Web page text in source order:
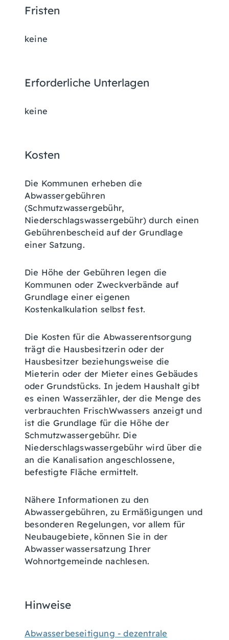
Fristen
keine
Erforderliche Unterlagen
keine
Kosten
Die Kommunen erheben die
Abwassergebühren
(Schmutzwassergebühr,
Niederschlagswassergebühr)durch einen
Gebührenbescheid auf der Grundlage
einer Satzung.
Die Höhe der Gebühren legen die
Kommunen oder Zweckverbände auf
Grundlage einer eigenen
Kostenkalkulation selbst fest.
Die Kosten für die Abwasserentsorgung
trägt die Hausbesitzerin oder der
Hausbesitzer beziehungsweise die
Mieterin oder der Mieter eines Gebäudes
oder Grundstücks. In jedem Haushalt gibt
es einen Wasserzähler, der die Menge des
verbrauchten FrischWwassers anzeigt und
ist die Grundlage für die Höhe der
Schmutzwassergebühr. Die
Niederschlagswassergebühr wird über die
an die Kanalisation angeschlossene,
befestigte Fläche ermittelt.
Nähere Informationen zu den
Abwassergebühren, zu Ermäßigungen und
besonderen Regelungen, vor allem für
Neubaugebiete, können Sie in der
Abwasserwassersatzung Ihrer
Wohnortgemeinde nachlesen.
Hinweise
Abwasserbeseitigung - dezentrale